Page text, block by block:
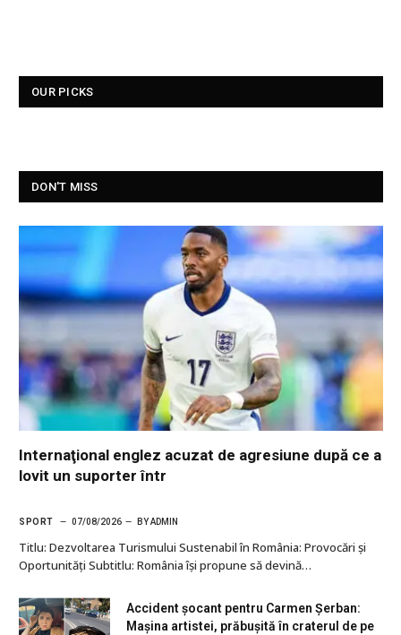
OUR PICKS
DON'T MISS
Internaţional englez acuzat de agresiune după ce a
lovit un suporter într
SPORT 07/08/2026 BY ADMIN
Titlu: Dezvoltarea Turismului Sustenabil în România: Provocări și
Oportunități Subtitlu: România își propune să devină…
Accident șocant pentru Carmen Șerban:
Mașina artistei, prăbușită în craterul de pe